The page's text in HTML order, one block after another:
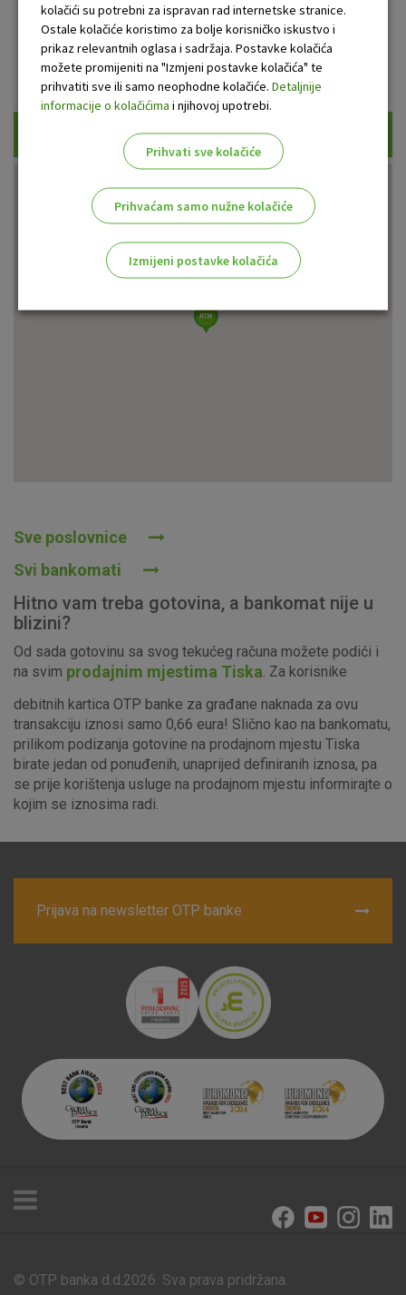
Bankomat Poslovnica
Prikaži samo uplatne bankomate
Sve poslovnice
Svi bankomati
Hitno vam treba gotovina, a bankomat nije u
blizini?
Od sada gotovinu sa svog tekućeg računa možete podići i
na svim prodajnim mjestima Tiska . Za korisnike
debitnih kartica OTP banke za građane naknada za ovu
transakciju iznosi samo 0,66 eura! Slično kao na bankomatu,
prilikom podizanja gotovine na prodajnom mjestu Tiska
birate jedan od ponuđenih, unaprijed definiranih iznosa, pa
se prije korištenja usluge na prodajnom mjestu informirajte o
kojim se iznosima radi.
Prijava na newsletter OTP banke
Poslovnice i bankomati
© OTP banka d.d.2026. Sva prava pridržana.
kolačići su potrebni za ispravan rad internetske stranice.
Ostale kolačiće koristimo za bolje korisničko iskustvo i
prikaz relevantnih oglasa i sadržaja. Postavke kolačića
možete promijeniti na "Izmjeni postavke kolačića" te
prihvatiti sve ili samo neophodne kolačiće. Detaljnije
informacije o kolačićima i njihovoj upotrebi.
Prihvati sve kolačiće
Prihvaćam samo nužne kolačiće
Izmijeni postavke kolačića
Ovi kolačići nužni su za funkcioniranje internetske stranice i
postavljaju kao odgovor na vaše radnje koje uključuju zahtjev
za uslugama, kao što su postavke kolačića. Svoj preglednik
o njima, ali u tom slučaju neki dijelovi stranice neće raditi. Ti
kolačići ne pohranjuju nikakve informacije koje bi vas mogle
identificirati.
Detaljnije informacije o kolačićima